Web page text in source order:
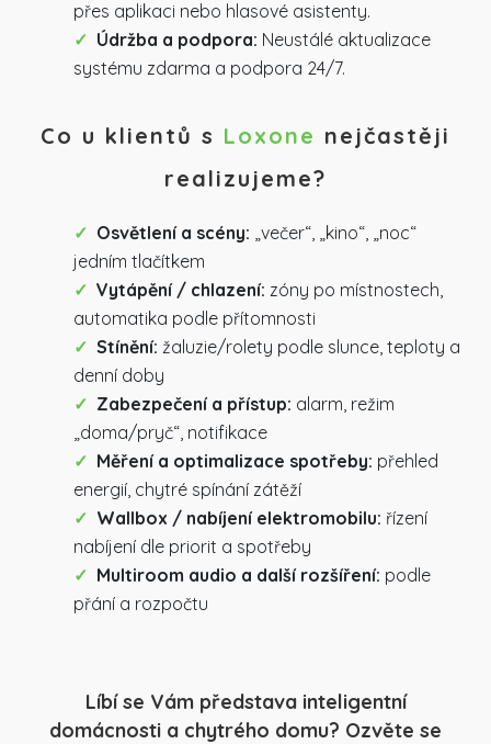
přes aplikaci nebo hlasové asistenty.
Údržba a podpora: Neustálé aktualizace
systému zdarma a podpora 24/7.
Co u klientů s Loxone nejčastěji
realizujeme?
Osvětlení a scény: „večer“, „kino“, „noc“
jedním tlačítkem
Vytápění / chlazení: zóny po místnostech,
automatika podle přítomnosti
Stínění: žaluzie/rolety podle slunce, teploty a
denní doby
Zabezpečení a přístup: alarm, režim
„doma/pryč“, notifikace
Měření a optimalizace spotřeby: přehled
energií, chytré spínání zátěží
Wallbox / nabíjení elektromobilu: řízení
nabíjení dle priorit a spotřeby
Multiroom audio a další rozšíření: podle
přání a rozpočtu
Líbí se Vám představa inteligentní
domácnosti a chytrého domu? Ozvěte se